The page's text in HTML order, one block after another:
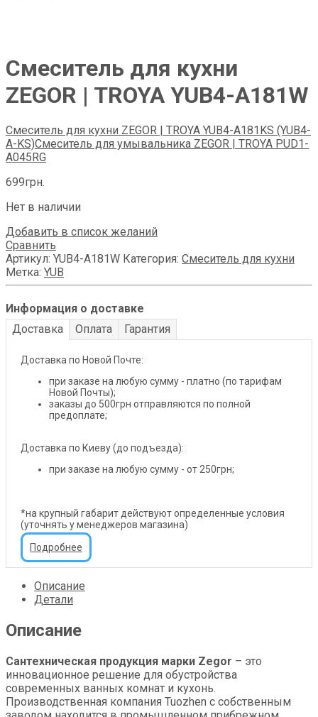
Смеситель для кухни
ZEGOR | TROYA YUB4-А181W
Смеситель для кухни ZEGOR | TROYA YUB4-А181KS (YUB4-
A-KS)Смеситель для умывальника ZEGOR | TROYA PUD1-
A045RG
699грн.
Нет в наличии
Добавить в список желаний
Сравнить
Артикул: YUB4-А181W Категория: Смеситель для кухни
Метка: YUB
Информация о доставке
Доставка
Оплата Гарантия
Доставка по Новой Почте:
при заказе на любую сумму - платно (по тарифам
Новой Почты);
заказы до 500грн отправляются по полной
предоплате;
Доставка по Киеву (до подъезда):
при заказе на любую сумму - от 250грн;
*на крупный габарит действуют определенные условия
(уточнять у менеджеров магазина)
Подробнее
Описание
Детали
Описание
Сантехническая продукция марки Zegor – это
инновационное решение для обустройства
современных ванных комнат и кухонь.
Производственная компания Tuozhen с собственным